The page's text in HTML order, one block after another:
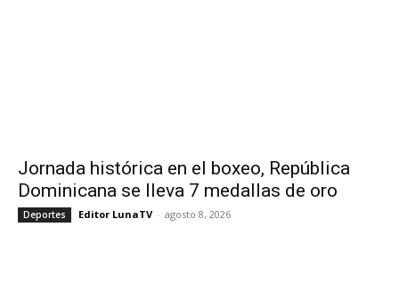
Jornada histórica en el boxeo, República
Dominicana se lleva 7 medallas de oro
Deportes Editor LunaTV - agosto 8, 2026